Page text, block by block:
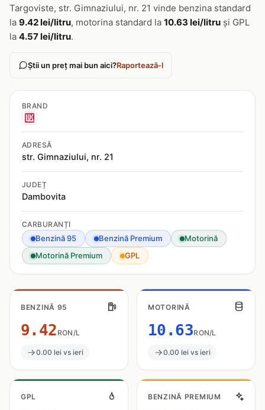
Targoviste, str. Gimnaziului, nr. 21 vinde benzina standard
la 9.42 lei/litru, motorina standard la 10.63 lei/litru și GPL
la 4.57 lei/litru.
Știi un preț mai bun aici?Raportează-l
BRAND
ADRESĂ
str. Gimnaziului, nr. 21
JUDEȚ
Dambovita
CARBURANȚI
Benzină 95 Benzină Premium
Motorină
Motorină Premium
GPL
BENZINĂ 95
9.42 RON/L
0.00 lei vs ieri
MOTORINĂ
10.63RON/L
0.00 lei vs ieri
GPL BENZINĂ PREMIUM